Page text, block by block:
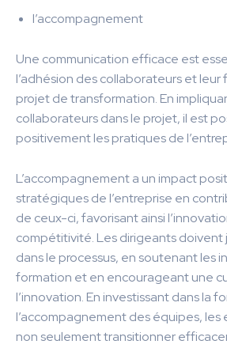
l’accompagnement
Une communication efficace est
l’adhésion des collaborateurs et leur
projet de transformation. En
collaborateurs dans le projet, il est
positivement les pratiques de
L’accompagnement a un impact
stratégiques de l’entreprise en
de ceux-ci, favorisant ainsi
compétitivité. Les dirigeants doivent
dans le processus, en soutenant les
formation et en encourageant une
l’innovation. En investissant dans la
l’accompagnement des équipes,
non seulement transitionner